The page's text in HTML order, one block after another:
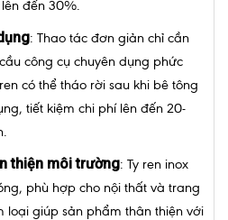
đến 30%.
: Thao tác đơn giản chỉ cần
công cụ chuyên dụng phức
có thể tháo rời sau khi bê tông
tiết kiệm chi phí lên đến 20-
thiện môi trường: Ty ren inox
phù hợp cho nội thất và trang
loại giúp sản phẩm thân thiện với